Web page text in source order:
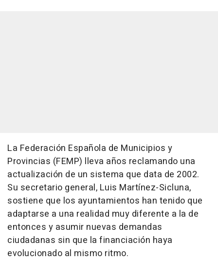
La Federación Española de Municipios y
Provincias (FEMP) lleva años reclamando una
actualización de un sistema que data de 2002.
Su secretario general, Luis Martínez-Sicluna,
sostiene que los ayuntamientos han tenido que
adaptarse a una realidad muy diferente a la de
entonces y asumir nuevas demandas
ciudadanas sin que la financiación haya
evolucionado al mismo ritmo.